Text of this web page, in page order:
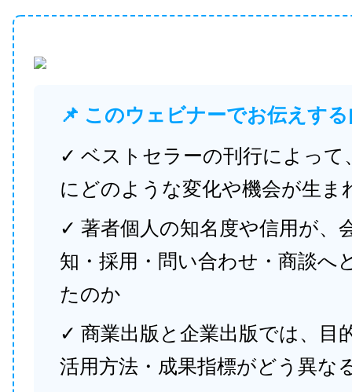
📌 このウェビナーでお伝えす
✓ ベストセラーの刊行によって
にどのような変化や機会が生ま
✓ 著者個人の知名度や信用が、
知・採用・問い合わせ・商談へ
たのか
✓ 商業出版と企業出版では、目
活用方法・成果指標がどう異な